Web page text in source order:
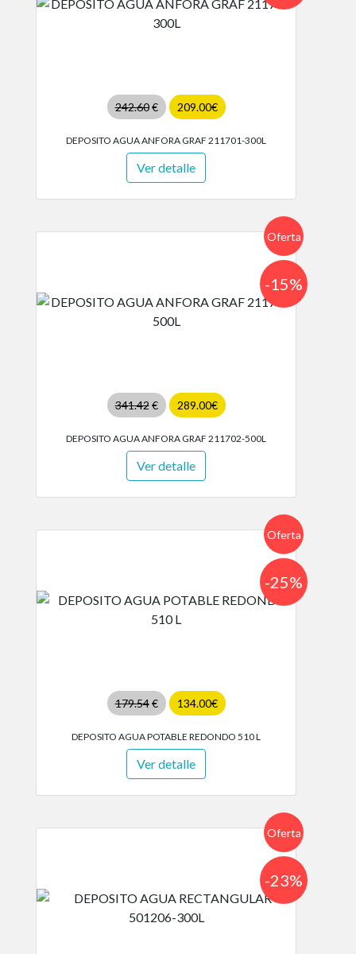
242.60€ 209.00€
DEPOSITO AGUA ANFORA GRAF 211701-300L
Ver detalle
Oferta
341.42€ 289.00€
-15%
DEPOSITO AGUA ANFORA GRAF 211702-500L
Ver detalle
Oferta
179.54€ 134.00€
-25%
DEPOSITO AGUA POTABLE REDONDO 510 L
Ver detalle
Oferta
-23%